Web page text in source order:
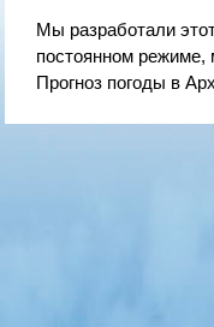
Мы разработали
постоянном режиме,
Прогноз погоды в